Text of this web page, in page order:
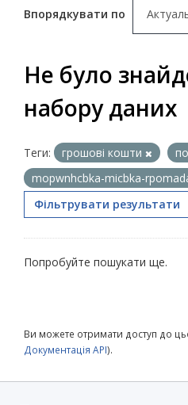
Впорядкувати по
Не було
набору даних
Теги: грошові кошти
mopwnhcbka-micbka-
Фільтрувати результати
Попробуйте пошукати ще.
Ви можете отримати доступ до
Документація API).